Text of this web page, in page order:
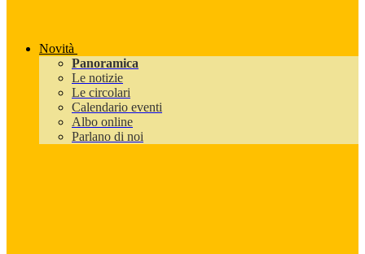
Novità
Panoramica
Le notizie
Le circolari
Calendario eventi
Albo online
Parlano di noi